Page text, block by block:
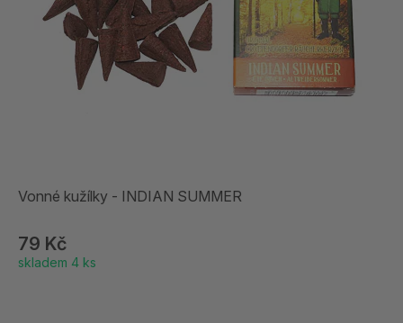
Vonné kužílky - INDIAN SUMMER
79 Kč
skladem 4 ks